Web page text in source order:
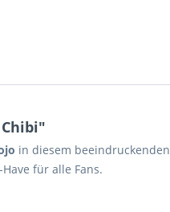
in diesem beeindruckenden
für alle Fans.